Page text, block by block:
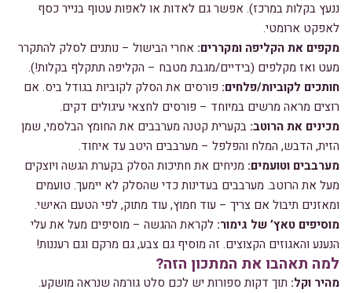
ננעץ בקלות במרכז). אפשר גם לאדות או לאפות עטוף בנייר כסף
לאפקט ארומטי.
מקפים את הקליפה ומקררים: אחרי הבישול – נותנים לסלק להתקרר
מעט ואז מקלפים (בידיים/מגבת מטבח – הקליפה תתקלף בקלות!).
חותכים לקוביות/פלחים: פורסים את הסלק לקוביות בגודל ביס. אם
רוצים מראה מרשים במיוחד – פורסים לחצאי עיגולים דקים.
מכינים את הרוטב: בקערית קטנה מערבבים את החומץ הבלסמי, שמן
הזית, הדבש, המלח והפלפל – מערבבים היטב עד איחוד.
מערבבים וטועמים: מניחים את חתיכות הסלק בקערת הגשה ויוצקים
מעל את הרוטב. מערבבים בעדינות כדי שהסלק לא יימעך. טועמים
ומאזנים תיבול אם צריך – עוד חמוץ, עוד מתוק, לפי הטעם האישי.
מוסיפים טאץ’ של גימור: לקראת ההגשה – מוסיפים מעל את עלי
הנענע והאגוזים הקצוצים. זה מוסיף גם צבע, גם מרקם וגם רעננות!
למה תאהבו את המתכון הזה?
מהיר וקל: תוך דקות ספורות יש לכם סלט גורמה שנראה מושקע.